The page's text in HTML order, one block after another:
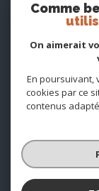
© 2026 | Tous
Comme
On aimerait
En poursuivant,
cookies par ce
contenus